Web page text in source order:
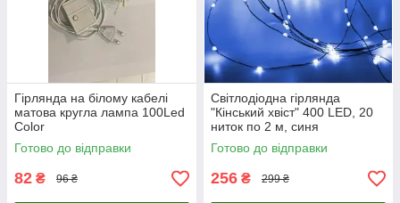
Гірлянда на білому кабелі
матова кругла лампа 100Led
Color
Готово до відправки
82 ₴ 96 ₴
Світлодіодна гірлянда
"Кінський хвіст" 400 LED, 20
ниток по 2 м, синя
Готово до відправки
256 ₴ 299 ₴